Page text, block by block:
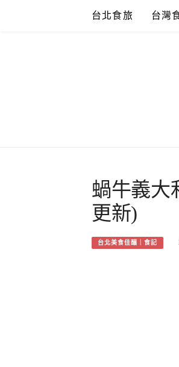
台北食旅 台灣
蝸牛義大
更新)
台北美食佳釀｜食記